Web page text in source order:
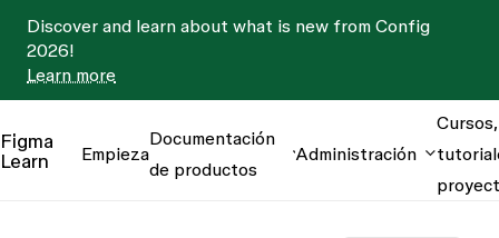
Discover and learn about what is new from Config
2026!
Learn more
Figma
Learn
Empieza
Documentación
de productos
Administración
Cursos,